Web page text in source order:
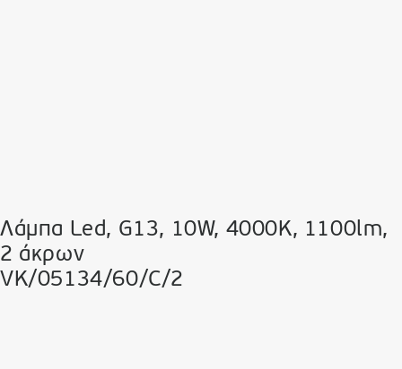
Λάμπα Led, G13, 10W, 4000K, 1100lm,
2 άκρων
VK/05134/60/C/2